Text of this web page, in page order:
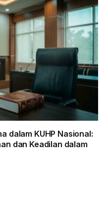
dalam KUHP Nasional:
dan Keadilan dalam